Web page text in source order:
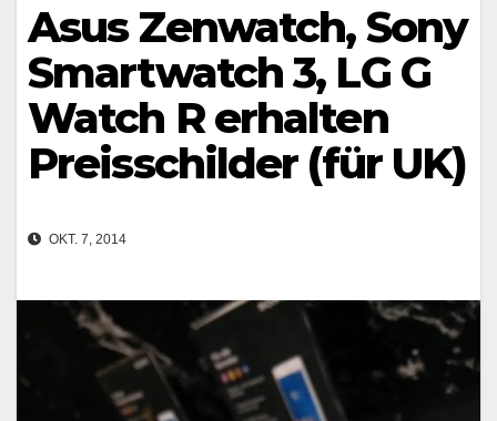
Asus Zenwatch, Sony
Smartwatch 3, LG G
Watch R erhalten
Preisschilder (für UK)
OKT. 7, 2014